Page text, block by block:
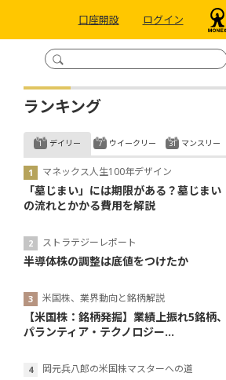
口座開設 ログイン
ランキング
デイリー
マネックス人生100年デザイン
「墓じまい」には期限がある？墓じまい
の流れとかかる費用を解説
ストラテジーレポート
半導体株の調整は底値をつけたか
米国株、業界動向と銘柄解説
【米国株：銘柄発掘】業績上振れ5銘柄、
パランティア・テクノロジー...
岡元兵八郎の米国株マスターへの道
ウイークリー マンスリー